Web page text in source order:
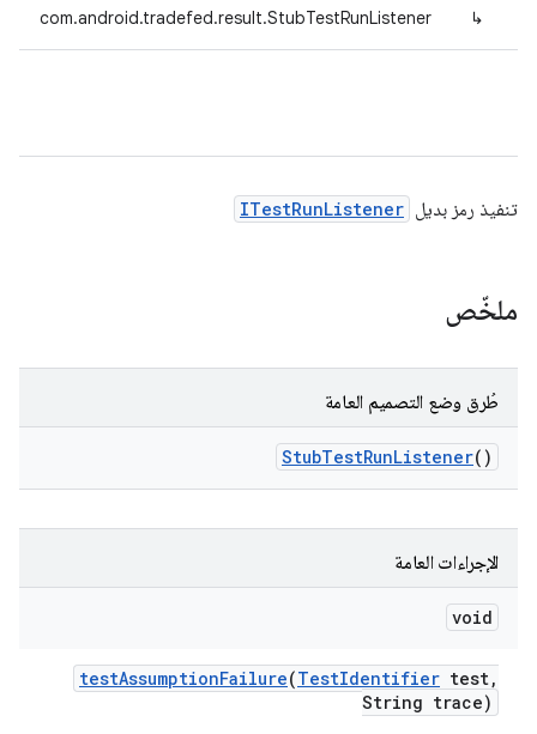
↳
com.android.tradefed.result.StubTestRunListener
تنفيذ رمز بديل ITestRunListener
ملخّص
طُرق وضع التصميم العامة
StubTestRunListener()
الإجراءات العامة
void
testAssumptionFailure(TestIdentifier test,
String trace)